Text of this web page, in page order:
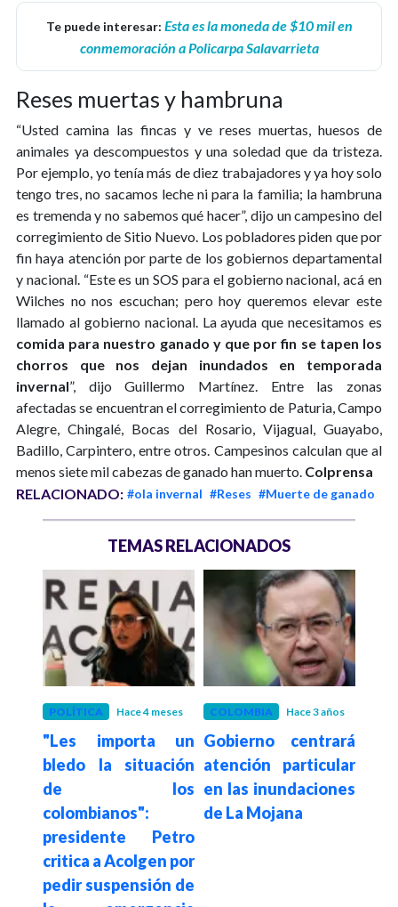
Te puede interesar: Esta es la moneda de $10 mil en
conmemoración a Policarpa Salavarrieta
Reses muertas y hambruna
“Usted camina las fincas y ve reses muertas, huesos de
animales ya descompuestos y una soledad que da tristeza.
Por ejemplo, yo tenía más de diez trabajadores y ya hoy solo
tengo tres, no sacamos leche ni para la familia; la hambruna
es tremenda y no sabemos qué hacer”, dijo un campesino del
corregimiento de Sitio Nuevo. Los pobladores piden que por
fin haya atención por parte de los gobiernos departamental
y nacional. “Este es un SOS para el gobierno nacional, acá en
Wilches no nos escuchan; pero hoy queremos elevar este
llamado al gobierno nacional. La ayuda que necesitamos es
comida para nuestro ganado y que por fin se tapen los
chorros que nos dejan inundados en temporada
invernal”, dijo Guillermo Martínez. Entre las zonas
afectadas se encuentran el corregimiento de Paturia, Campo
Alegre, Chingalé, Bocas del Rosario, Vijagual, Guayabo,
Badillo, Carpintero, entre otros. Campesinos calculan que al
menos siete mil cabezas de ganado han muerto. Colprensa
RELACIONADO: #ola invernal #Reses #Muerte de ganado
TEMAS RELACIONADOS
POLÍTICA Hace 4 meses
"Les importa un
bledo la situación
de los
colombianos":
presidente Petro
critica a Acolgen por
pedir suspensión de
COLOMBIA Hace 3 años
Gobierno centrará
atención particular
en las inundaciones
de La Mojana